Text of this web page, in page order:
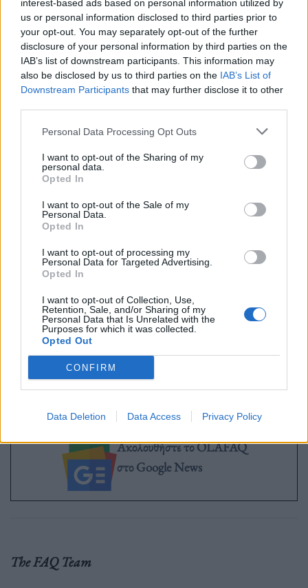
interest-based ads based on personal information utilized by
us or personal information disclosed to third parties prior to
your opt-out. You may separately opt-out of the further
disclosure of your personal information by third parties on the
IAB’s list of downstream participants. This information may
also be disclosed by us to third parties on the IAB’s List of
Downstream Participants that may further disclose it to other
Personal Data Processing Opt Outs
I want to opt-out of the Sharing of my
personal data.
Opted In
I want to opt-out of the Sale of my
Personal Data.
Opted In
I want to opt-out of processing my
Personal Data for Targeted Advertising.
Opted In
I want to opt-out of Collection, Use,
Retention, Sale, and/or Sharing of my
Personal Data that Is Unrelated with the
Purposes for which it was collected.
Opted Out
CONFIRM
Data Deletion Data Access Privacy Policy
κόκκινο φωτισμό, καθώς διακόπτονται από
αποσπάσματα που τον δείχνουν να πολεμάει
αόρατους εχθρούς. Όλα τελειώνουν με ένα πλάνο
του προσώπου του Rick, που φωτίζεται από ένα
κόκκινο φως σε μια κατά θεοσκότεινη περιοχή.
Συνολικά, το “The Walking Dead: The Ones
που πρέπει να δουν όλοι οι οπαδοί του franchise. Τα
έχει όλα, από τους διάσημους ήρωες μέχρι δράση και
gore και δράμα. Η πρώτη σεζόν θα διαρκέσει για έξι
επεισόδια και θα προβληθεί στο AMC κάποια
στιγμή το 2024.
Ακολουθήστε το OLAFAQ
στο Google News
The FAQ Team